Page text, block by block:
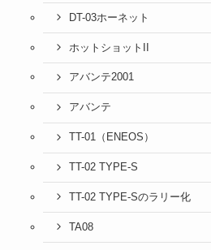
DT-03ホーネット
ホットショットII
アバンテ2001
アバンテ
TT-01（ENEOS）
TT-02 TYPE-S
TT-02 TYPE-Sのラリー化
TA08